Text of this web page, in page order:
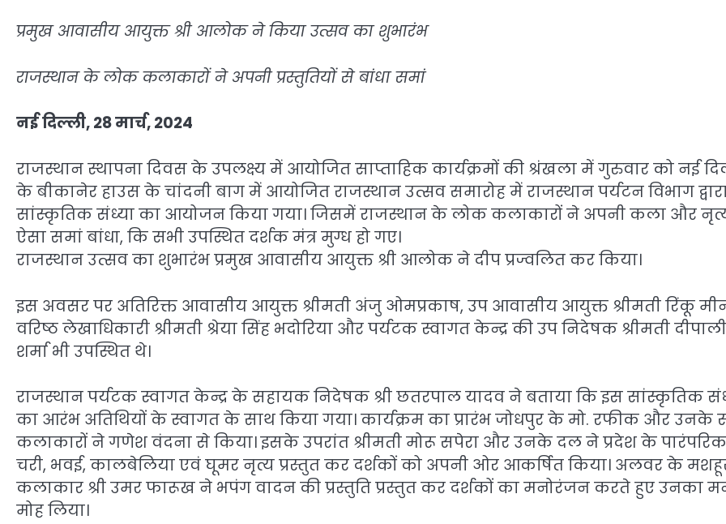
प्रमुख आवासीय आयुक्त श्री आलोक ने किया उत्सव का शुभारंभ
राजस्थान के लोक कलाकारों ने अपनी प्रस्तुतियों से बांधा समां
नई दिल्ली, 28 मार्च, 2024
राजस्थान स्थापना दिवस के उपलक्ष्य में आयोजित साप्ताहिक कार्यक्रमों की श्रंखला में गुरुवार को नई
के बीकानेर हाउस के चांदनी बाग में आयोजित राजस्थान उत्सव समारोह में राजस्थान पर्यटन विभाग
सांस्कृतिक संध्या का आयोजन किया गया। जिसमें राजस्थान के लोक कलाकारों ने अपनी कला और
ऐसा समां बांधा, कि सभी उपस्थित दर्शक मंत्र मुग्ध हो गए।
राजस्थान उत्सव का शुभारंभ प्रमुख आवासीय आयुक्त श्री आलोक ने दीप प्रज्वलित कर किया।
इस अवसर पर अतिरिक्त आवासीय आयुक्त श्रीमती अंजु ओमप्रकाष, उप आवासीय आयुक्त श्रीमती रिंकू
वरिष्ठ लेखाधिकारी श्रीमती श्रेया सिंह भदोरिया और पर्यटक स्वागत केन्द्र की उप निदेषक श्रीमती दीपाली
शर्मा भी उपस्थित थे।
राजस्थान पर्यटक स्वागत केन्द्र के सहायक निदेषक श्री छतरपाल यादव ने बताया कि इस सांस्कृतिक
का आरंभ अतिथियों के स्वागत के साथ किया गया। कार्यक्रम का प्रारंभ जोधपुर के मो. रफीक और उनके
कलाकारों ने गणेश वंदना से किया। इसके उपरांत श्रीमती मोरू सपेरा और उनके दल ने प्रदेश के पारंपरिक
चरी, भवई, कालबेलिया एवं घूमर नृत्य प्रस्तुत कर दर्शकों को अपनी ओर आकर्षित किया। अलवर के
कलाकार श्री उमर फारूख ने भपंग वादन की प्रस्तुति प्रस्तुत कर दर्शकों का मनोरंजन करते हुए उनका
मोह लिया।